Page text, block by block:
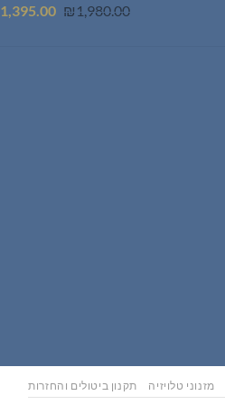
₪ 1,980.00
המחיר
1,395.00
מזנוני טלויזיה תקנון ביטולים והחזרות